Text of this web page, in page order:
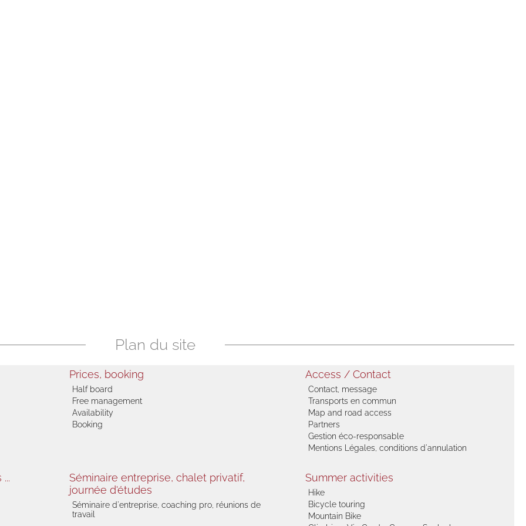
Plan du site
Prices, booking
Half board
Free management
Availability
Booking
Access / Contact
Contact, message
Transports en commun
Map and road access
Partners
Gestion éco-responsable
Mentions Légales, conditions d'annulation
Séminaire entreprise, chalet privatif,
journée d'études
Séminaire d'entreprise, coaching pro, réunions de
travail
Summer activities
Hike
Bicycle touring
Mountain Bike